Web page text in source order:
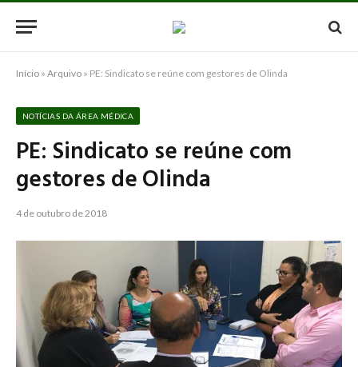
Início » Arquivo » PE: Sindicato se reúne com gestores de Olinda
NOTÍCIAS DA ÁREA MÉDICA
PE: Sindicato se reúne com
gestores de Olinda
4 de outubro de 2018